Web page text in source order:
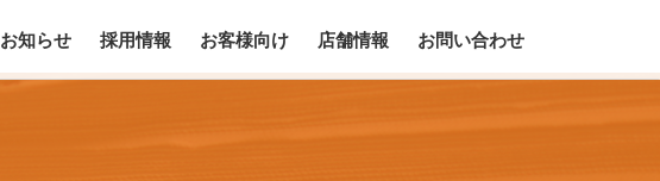
お知らせ 採用情報 お客様向け 店舗情報 お問い合わせ